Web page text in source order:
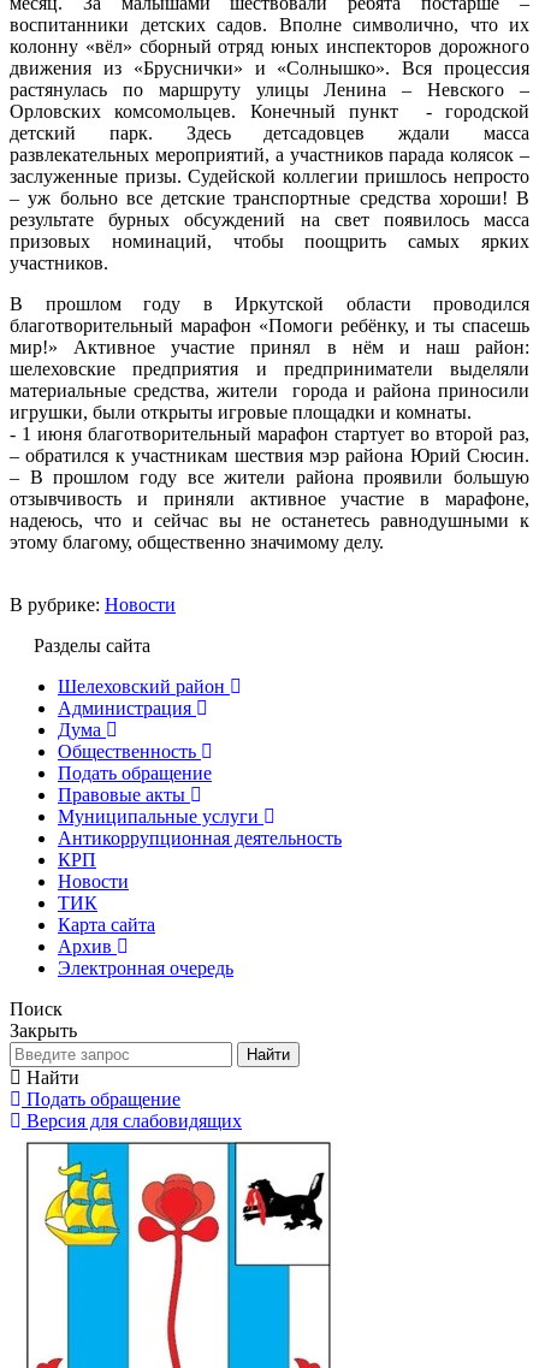
воспитанники детских садов. Вполне символично, что их
колонну «вёл» сборный отряд юных инспекторов дорожного
движения из «Бруснички» и «Солнышко». Вся процессия
растянулась по маршруту улицы Ленина – Невского –
Орловских комсомольцев. Конечный пункт - городской
детский парк. Здесь детсадовцев ждали масса
развлекательных мероприятий, а участников парада колясок –
заслуженные призы. Судейской коллегии пришлось непросто
– уж больно все детские транспортные средства хороши! В
результате бурных обсуждений на свет появилось масса
призовых номинаций, чтобы поощрить самых ярких
участников.
В прошлом году в Иркутской области проводился
благотворительный марафон «Помоги ребёнку, и ты спасешь
мир!» Активное участие принял в нём и наш район:
шелеховские предприятия и предприниматели выделяли
материальные средства, жители города и района приносили
игрушки, были открыты игровые площадки и комнаты.
- 1 июня благотворительный марафон стартует во второй раз,
– обратился к участникам шествия мэр района Юрий Сюсин.
– В прошлом году все жители района проявили большую
отзывчивость и приняли активное участие в марафоне,
надеюсь, что и сейчас вы не останетесь равнодушными к
этому благому, общественно значимому делу.
В рубрике: Новости
Разделы сайта
Шелеховский район
Администрация
Дума
Общественность
Подать обращение
Правовые акты
Муниципальные услуги
Антикоррупционная деятельность
КРП
Новости
ТИК
Карта сайта
Архив
Электронная очередь
Поиск
Закрыть
Найти
Найти
Подать обращение
Версия для слабовидящих